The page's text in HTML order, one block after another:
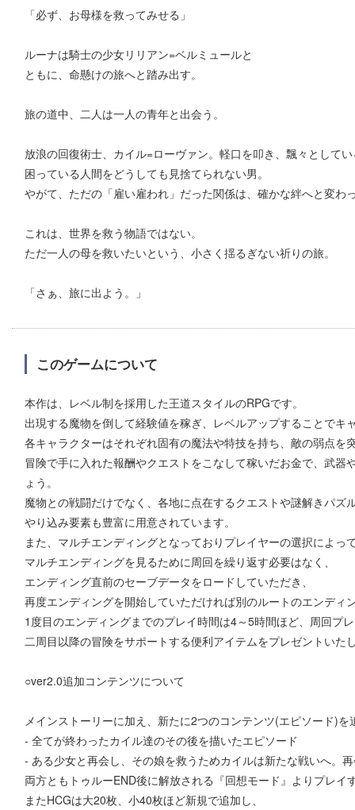
「必ず、お母様を救ってみせる」
ルーナは騎士の少女リリアン=ベルミュールと
ともに、命懸けの旅へと踏み出す。
旅の道中、二人は一人の青年と出会う。
放浪の回復術士、カイル=ローヴァン。軽口を叩き、飄々として
困っている人間をどうしても見捨てられない男。
やがて、ただの「雇い雇われ」だった関係は、確かな絆へと変わ
これは、世界を救う物語ではない。
ただ一人の母を救いたいという、小さく揺るぎない祈りの旅。
「さぁ、旅に出よう。」
このゲームについて
本作は、レベル制を採用した王道スタイルのRPGです。
出現する魔物を倒して経験値を稼ぎ、レベルアップすることでキ
各キャラクターはそれぞれ固有の魔法や特技を持ち、敵の弱点を
冒険で手に入れた報酬やクエストをこなして稼いだお金で、武
ょう。
魔物との戦闘だけでなく、各地に点在するクエストや謎解きパズ
やり込み要素も豊富に用意されています。
また、マルチエンディングとなっておりプレイヤーの選択によっ
マルチエンディングを見るために周回を繰り返す必要はなく、
エンディング直前のセーブデータをロードしていただき、
再度エンディングを開始していただければ別のルートのエンディ
1度目のエンディングまでのプレイ時間は4～5時間ほど、周回プ
二周目以降の冒険をサポートする便利アイテムをプレゼントいた
○ver2.0追加コンテンツについて
メインストーリーに加え、新たに2つのコンテンツ(エピソード)を
- 全てが終わったカイル達のその後を描いたエピソード
- ある少女と再会し、その娘を救うためカイルは新たな戦いへ。
両方ともトゥルーEND後に解放される『回想モード』よりプレイ
またHCGは大20枚、小40枚ほど新規で追加し、